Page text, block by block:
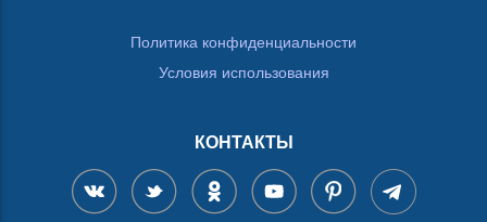
Политика конфиденциальности
Условия использования
КОНТАКТЫ